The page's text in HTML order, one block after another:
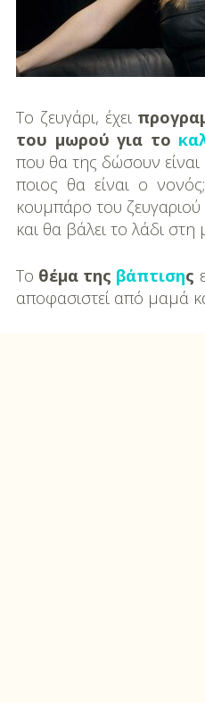
Υγεία – Ψυχολογία
Το ζευγάρι, έχει
του μωρού για το
που θα της δώσουν είναι
ποιος θα είναι ο
κουμπάρο του ζευγαριού
και θα βάλει το λάδι στη
Το θέμα της βάπτισης
αποφασιστεί από μαμά